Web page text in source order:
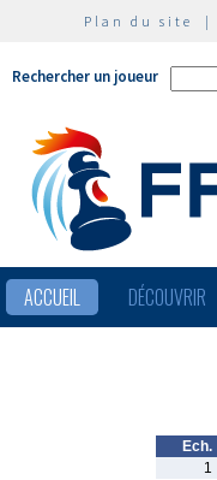
Plan du site |
Rechercher un joueur
ACCUEIL DÉCOUVRIR
Ech.
1